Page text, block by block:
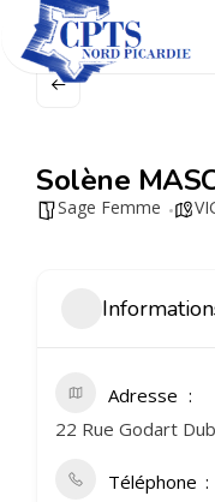
Solène
Sage Femme
Adresse
22 Rue Godart
Téléphone